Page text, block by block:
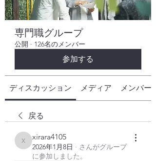
専門職グループ
公開 · 126名のメンバー
参加する
ディスカッション メディア メンバー
戻る
xirara4105
xirara4105
2026年1月8日 · さんがグループ
に参加しました。